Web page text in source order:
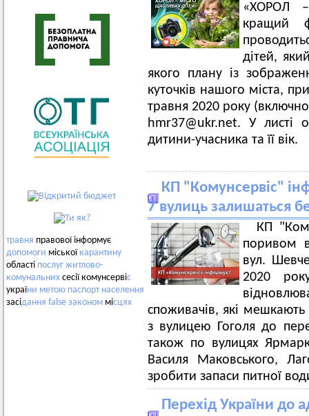
травня правової інформує
допомоги міської карантину
області послуг житлово-
комунальних сесії комунсервіс
україни метою паспорт населення
засідання false законом місцях
«ХОРОЛ
кращий
дітей,
якого плану із
куточків нашого міста,
травня 2020 року
hmr37@ukr.net. У листі
дитини-учасника та її вік.
КП "Комунсервіс"
7 вулиць залишаться
КП
поривом
вул.
2020
споживачів, які
з вулицею Гоголя до
також по вулицях
Василя Маковського,
зробити запаси питної
Перехід України до